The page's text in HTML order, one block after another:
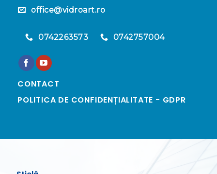
office@vidroart.ro
0742263573 0742757004
CONTACT
POLITICA DE CONFIDENȚIALITATE - GDPR